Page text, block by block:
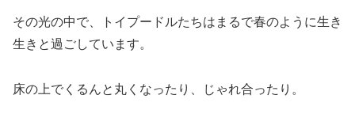
その光の中で、トイプードルたちはまるで春のように生き
生きと過ごしています。
床の上でくるんと丸くなったり、じゃれ合ったり。